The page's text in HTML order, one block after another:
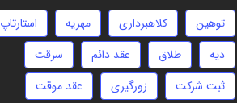
توهین کلاهبرداری مهریه
استارتاپ
دیه
طلاق عقد دائم
سرقت
ثبت شرکت
زورگیری عقد موقت